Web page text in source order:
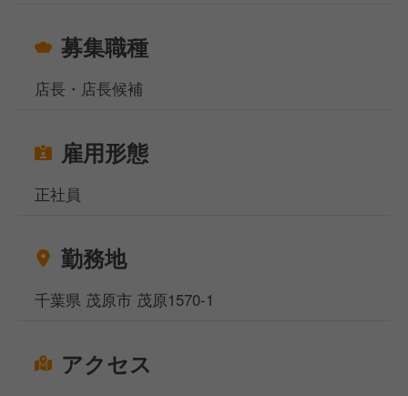
募集職種
店長・店長候補
雇用形態
正社員
勤務地
千葉県 茂原市 茂原1570-1
アクセス